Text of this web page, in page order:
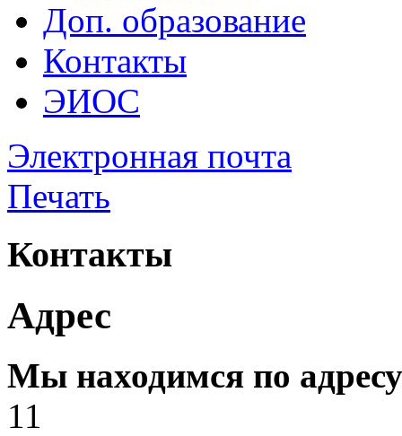
Доп. образование
Контакты
ЭИОС
Электронная почта
Печать
Контакты
Адрес
Мы находимся по
11